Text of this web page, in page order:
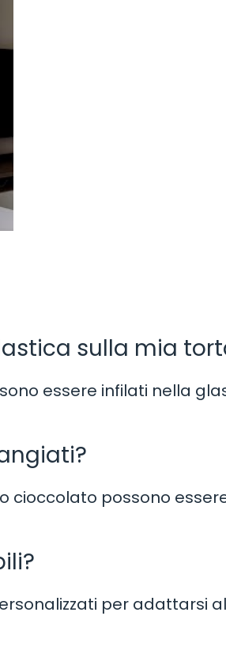
sulla mia
essere infilati nella
cioccolato possono
per adattarsi